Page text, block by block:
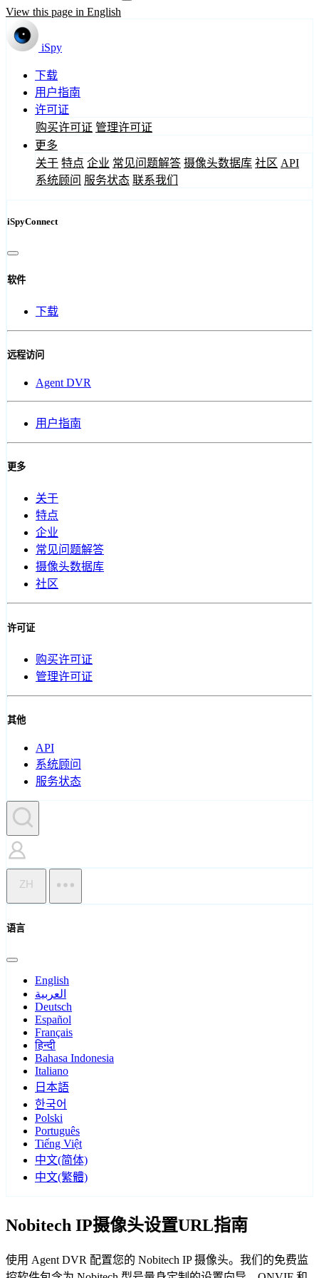
View this page in English
iSpy
下载
用户指南
许可证
购买许可证 管理许可证
更多
关于 特点 企业 常见问题解答 摄像头数据库 社区 API
系统顾问 服务状态 联系我们
iSpyConnect
软件
下载
远程访问
Agent DVR
用户指南
更多
关于
特点
企业
常见问题解答
摄像头数据库
社区
许可证
购买许可证
管理许可证
其他
API
系统顾问
服务状态
ZH
语言
English
العربية
Deutsch
Español
Français
हिन्दी
Bahasa Indonesia
Italiano
日本語
한국어
Polski
Português
Tiếng Việt
中文(简体)
中文(繁體)
Nobitech IP摄像头设置URL指南
使用 Agent DVR 配置您的 Nobitech IP 摄像头。我们的免费监